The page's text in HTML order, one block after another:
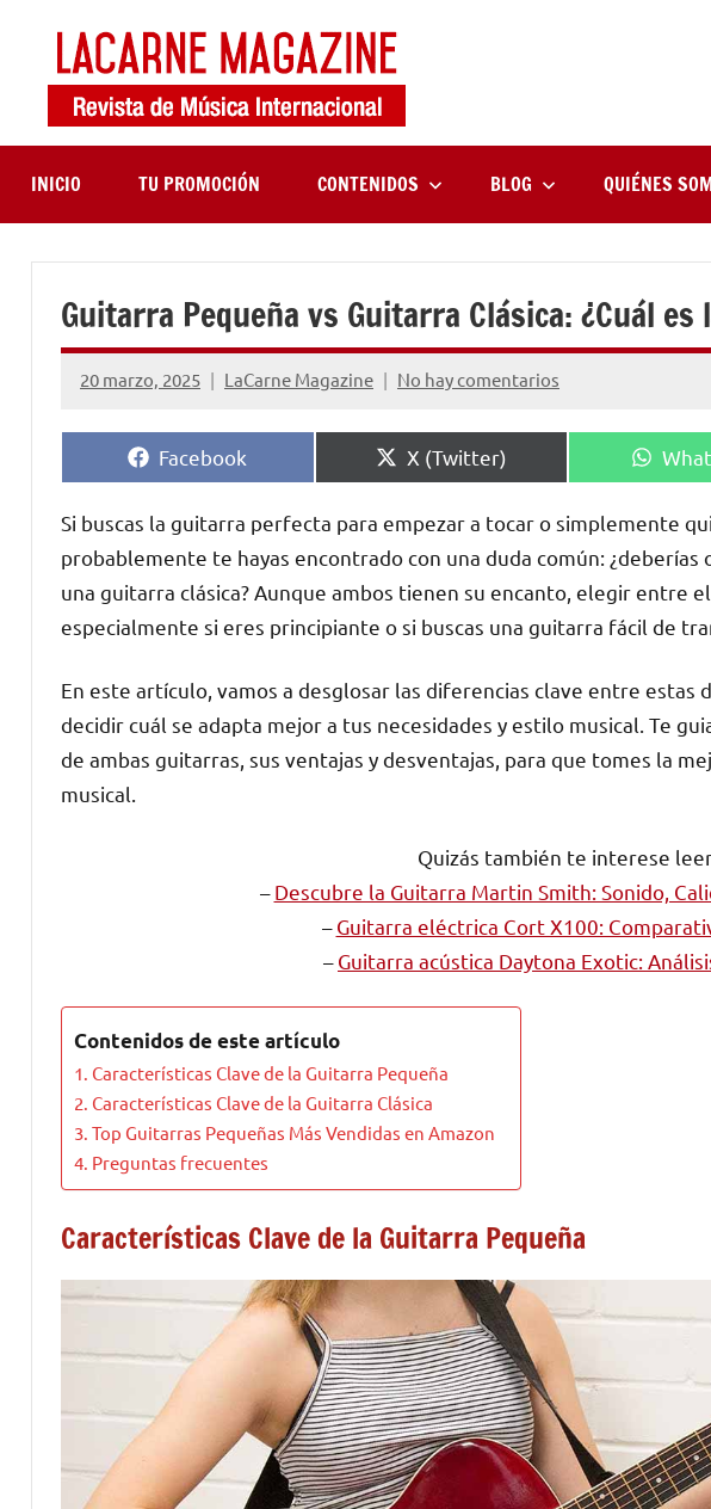
contenido
Magazine
música
internacional
INICIO TU PROMOCIÓN CONTENIDOS BLOG QUIÉNES
Guitarra Pequeña vs Guitarra Clásica: ¿Cuál
20 marzo, 2025 LaCarne Magazine No hay comentarios
Compartir
en
Facebook
Compartir
en
X (Twitter)
en
Si buscas la guitarra perfecta para empezar a tocar o simplemente
probablemente te hayas encontrado con una duda común:
una guitarra clásica? Aunque ambos tienen su encanto, elegir entre
especialmente si eres principiante o si buscas una guitarra fácil de
En este artículo, vamos a desglosar las diferencias clave entre estas
decidir cuál se adapta mejor a tus necesidades y estilo musical. Te
de ambas guitarras, sus ventajas y desventajas, para que tomes la
musical.
Quizás también te interese
–Descubre la Guitarra Martin Smith: Sonido,
–Guitarra eléctrica Cort X100:
–Guitarra acústica Daytona Exotic:
Contenidos de este artículo
Características Clave de la Guitarra Pequeña
Características Clave de la Guitarra Clásica
Top Guitarras Pequeñas Más Vendidas en Amazon
Preguntas frecuentes
Características Clave de la Guitarra Pequeña